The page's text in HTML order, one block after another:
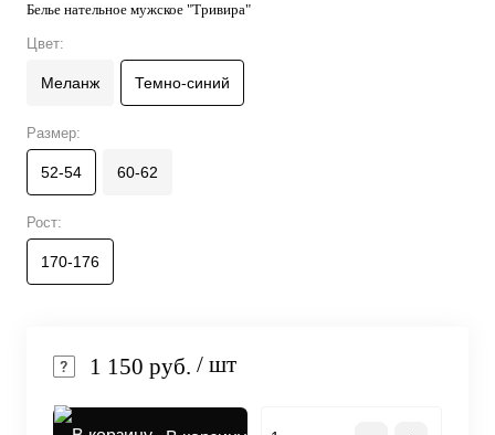
Белье нательное мужское "Тривира"
Цвет:
Меланж Темно-синий
Размер:
52-54 60-62
Рост:
170-176
1 150 руб. / шт